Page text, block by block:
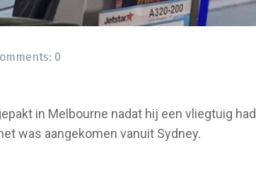
0
in Melbourne nadat hij een vliegtuig
was aangekomen vanuit Sydney.